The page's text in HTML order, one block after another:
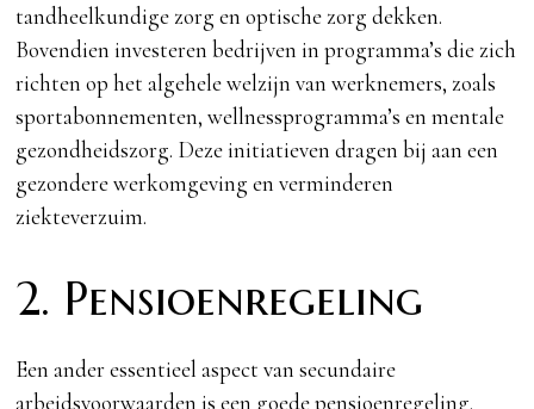
tandheelkundige zorg en optische zorg dekken.
Bovendien investeren bedrijven in programma’s die zich
richten op het algehele welzijn van werknemers, zoals
sportabonnementen, wellnessprogramma’s en mentale
gezondheidszorg. Deze initiatieven dragen bij aan een
gezondere werkomgeving en verminderen
ziekteverzuim.
2. Pensioenregeling
Een ander essentieel aspect van secundaire
arbeidsvoorwaarden is een goede pensioenregeling.